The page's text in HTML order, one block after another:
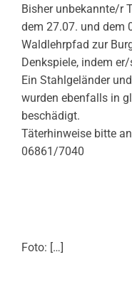
Bisher unbekannte/r
dem 27.07. und dem
Waldlehrpfad zur
Denkspiele, indem
Ein Stahlgeländer
wurden ebenfalls in
beschädigt.
Täterhinweise bitte
06861/7040
Foto: […]